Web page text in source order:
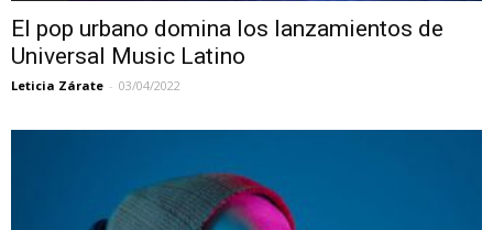
El pop urbano domina los lanzamientos de
Universal Music Latino
Leticia Zárate - 03/04/2022